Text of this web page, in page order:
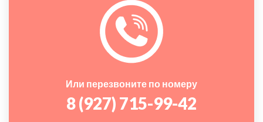
Или перезвоните по номеру
8 (927) 715-99-42